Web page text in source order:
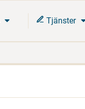
Tjänster